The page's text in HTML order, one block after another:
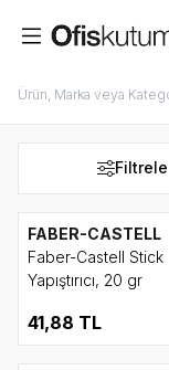
Filtrele
FABER-CASTELL
Faber-Castell Stick
Yapıştırıcı, 20 gr
41,88 TL